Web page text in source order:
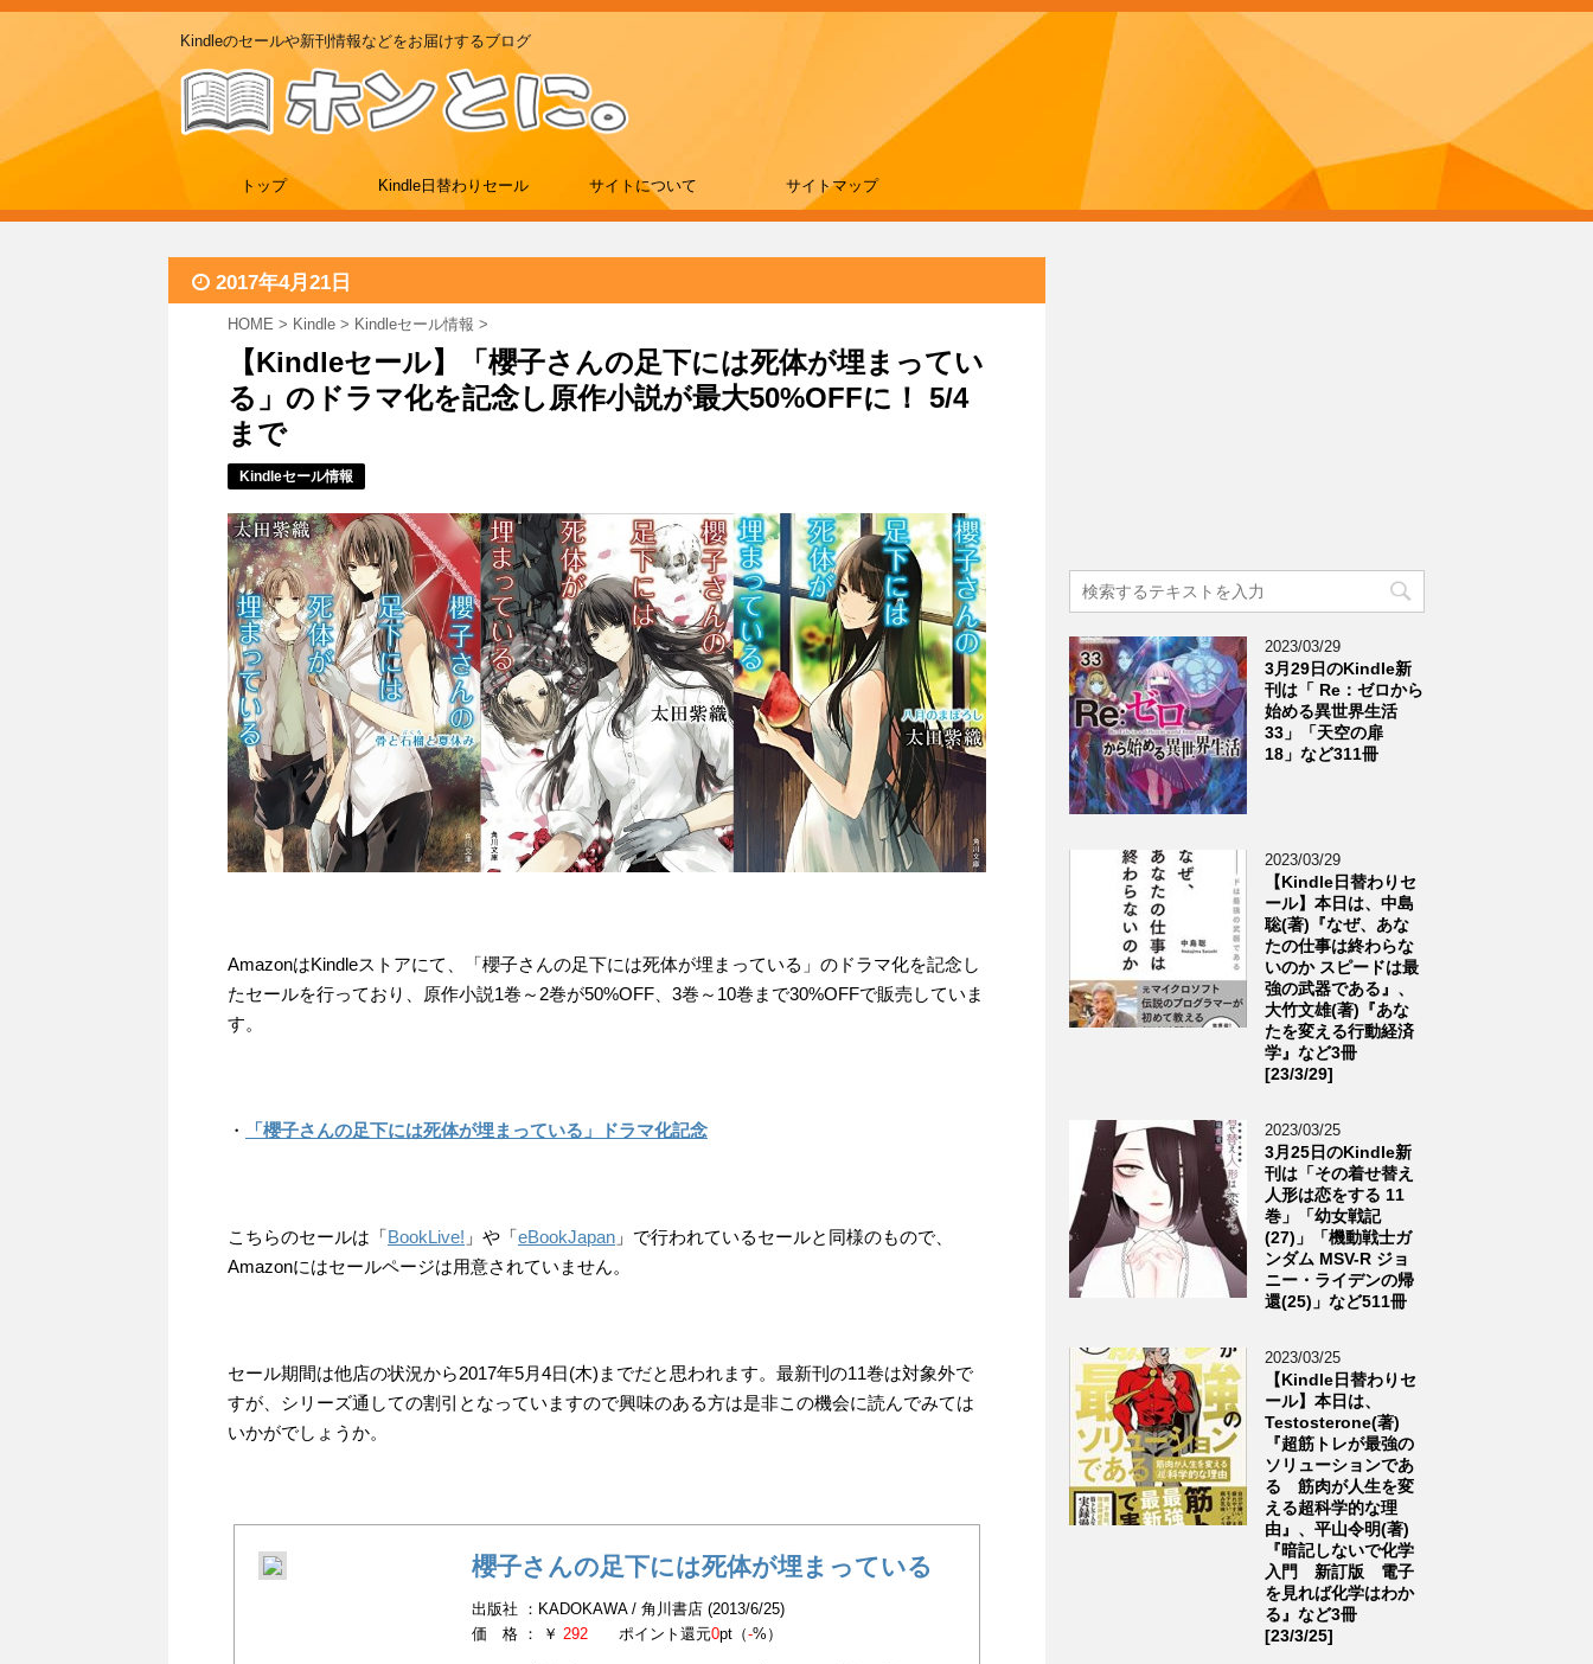
Kindleのセールや新刊情報などをお届けするブログ
トップ Kindle日替わりセール サイトについて サイトマップ
2017年4月21日
HOME > Kindle > Kindleセール情報 >
【Kindleセール】「櫻子さんの足下には死体が埋まってい
る」のドラマ化を記念し原作小説が最大50%OFFに！ 5/4
まで
Kindleセール情報
AmazonはKindleストアにて、「櫻子さんの足下には死体が埋まっている」のドラマ化を記念し
たセールを行っており、原作小説1巻～2巻が50%OFF、3巻～10巻まで30%OFFで販売していま
す。
・ 「櫻子さんの足下には死体が埋まっている」ドラマ化記念
こちらのセールは「BookLive! 」や「eBookJapan 」で行われているセールと同様のもので、
Amazonにはセールページは用意されていません。
セール期間は他店の状況から2017年5月4日(木)までだと思われます。最新刊の11巻は対象外で
すが、シリーズ通しての割引となっていますので興味のある方は是非この機会に読んでみては
いかがでしょうか。
櫻子さんの足下には死体が埋まっている
出版社 ：KADOKAWA / 角川書店 (2013/6/25)
価 格 ： ￥ 292 ポイント還元0pt（-%）
2023/03/29
3月29日のKindle新
刊は「 Re：ゼロから
始める異世界生活
33」「天空の扉
18」など311冊
2023/03/29
【Kindle日替わりセ
ール】本日は、中島
聡(著)『なぜ、あな
たの仕事は終わらな
いのか スピードは最
強の武器である』、
大竹文雄(著)『あな
たを変える行動経済
学』など3冊
[23/3/29]
2023/03/25
3月25日のKindle新
刊は「その着せ替え
人形は恋をする 11
巻」「幼女戦記
(27)」「機動戦士ガ
ンダム MSV-R ジョ
ニー・ライデンの帰
還(25)」など511冊
2023/03/25
【Kindle日替わりセ
ール】本日は、
Testosterone(著)
『超筋トレが最強の
ソリューションであ
る 筋肉が人生を変
える超科学的な理
由』、平山令明(著)
『暗記しないで化学
入門 新訂版 電子
を見れば化学はわか
る』など3冊
[23/3/25]